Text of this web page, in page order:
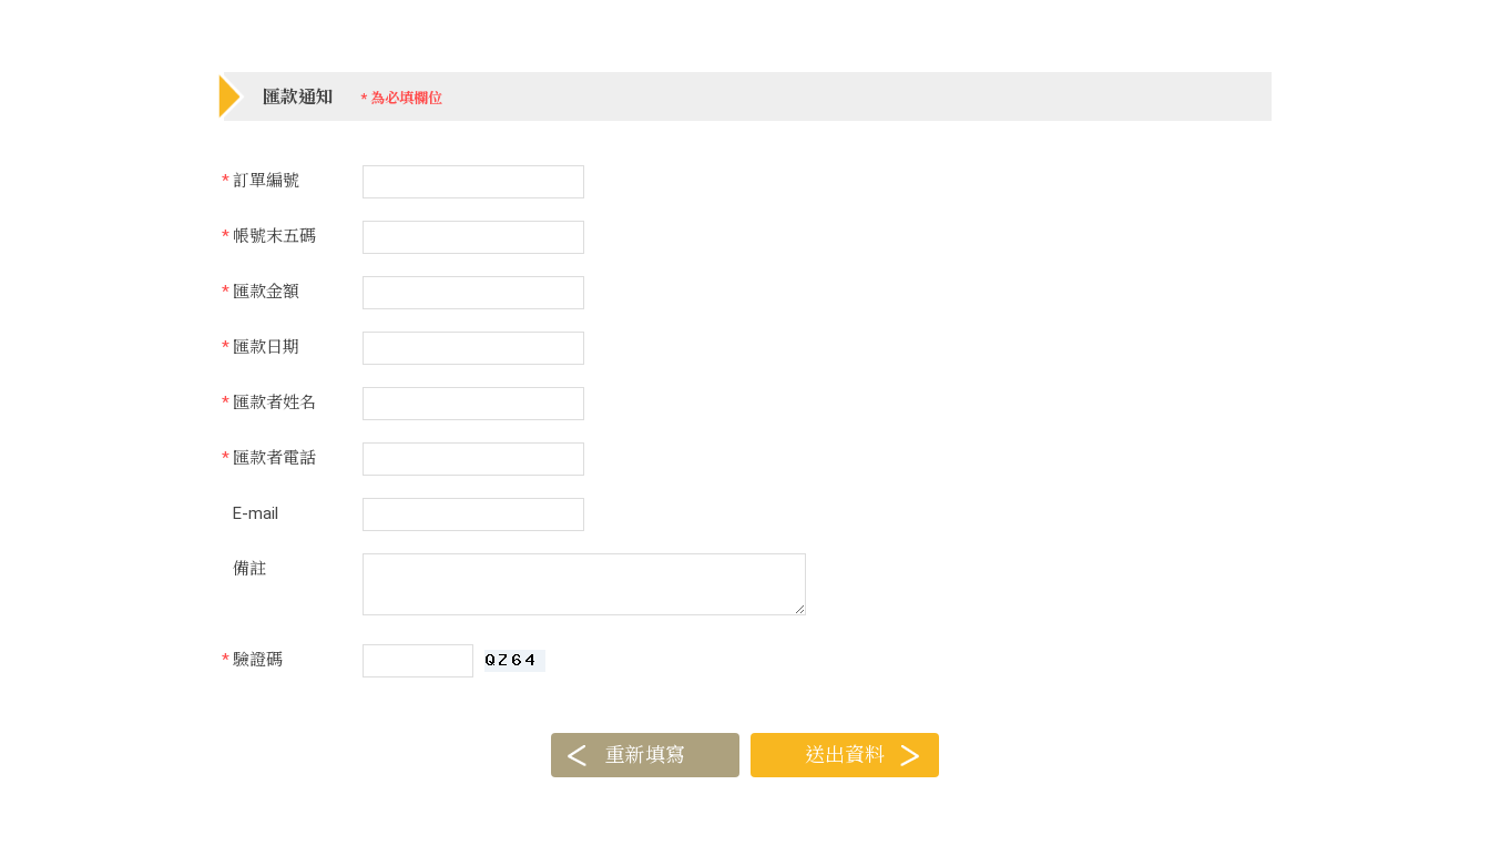
匯款通知 * 為必填欄位
*訂單編號
* 帳號末五碼
* 匯款金額
* 匯款日期
* 匯款者姓名
* 匯款者電話
E-mail
備註
*驗證碼